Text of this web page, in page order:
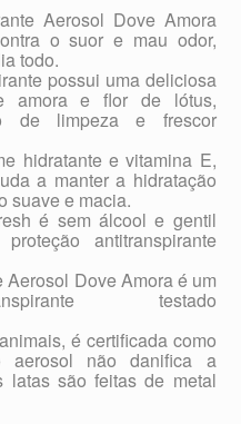
Aerosol Dove Amora
o suor e mau odor,
todo.
possui uma deliciosa
amora e flor de lótus,
de limpeza e frescor
hidratante e vitamina E,
a manter a hidratação
suave e macia.
é sem álcool e gentil
antitranspirante
Aerosol Dove Amora é um
testado
é certificada como
aerosol não danifica a
latas são feitas de metal